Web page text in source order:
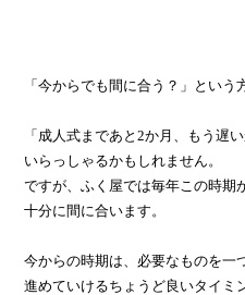
「今からでも間に合う？」という
「成人式まであと2か月、もう遅
いらっしゃるかもしれません。
ですが、ふく屋では毎年この時期
十分に間に合います。
今からの時期は、必要なものを一
進めていけるちょうど良いタイミ